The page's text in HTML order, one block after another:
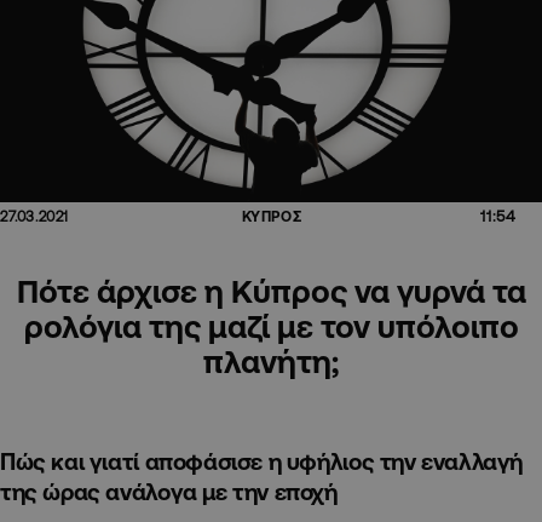
27.03.2021 ΚΥΠΡΟΣ 11:54
Πότε άρχισε η Κύπρος να γυρνά τα
ρολόγια της μαζί με τον υπόλοιπο
πλανήτη;
Πώς και γιατί αποφάσισε η υφήλιος την εναλλαγή
της ώρας ανάλογα με την εποχή